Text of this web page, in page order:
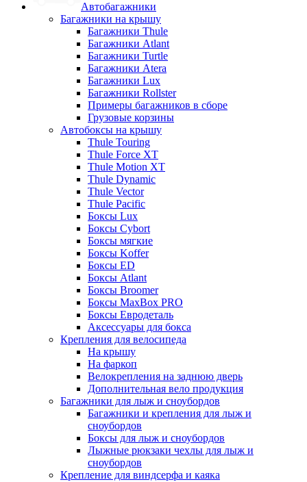
Автобагажники
Багажники на крышу
Багажники Thule
Багажники Atlant
Багажники Turtle
Багажники Atera
Багажники Lux
Багажники Rollster
Примеры багажников в сборе
Грузовые корзины
Автобоксы на крышу
Thule Touring
Thule Force XT
Thule Motion XT
Thule Dynamic
Thule Vector
Thule Pacific
Боксы Lux
Боксы Cybort
Боксы мягкие
Боксы Koffer
Боксы ED
Боксы Atlant
Боксы Broomer
Боксы MaxBox PRO
Боксы Евродеталь
Аксессуары для бокса
Крепления для велосипеда
На крышу
На фаркоп
Велокрепления на заднюю дверь
Дополнительная вело продукция
Багажники для лыж и сноубордов
Багажники и крепления для лыж и
сноубордов
Боксы для лыж и сноубордов
Лыжные рюкзаки чехлы для лыж и
сноубордов
Крепление для виндсерфа и каяка